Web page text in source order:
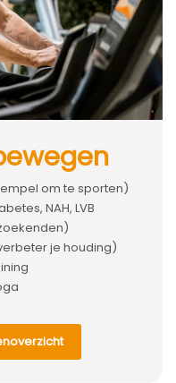
om te sporten)
NAH, LVB
je houding)